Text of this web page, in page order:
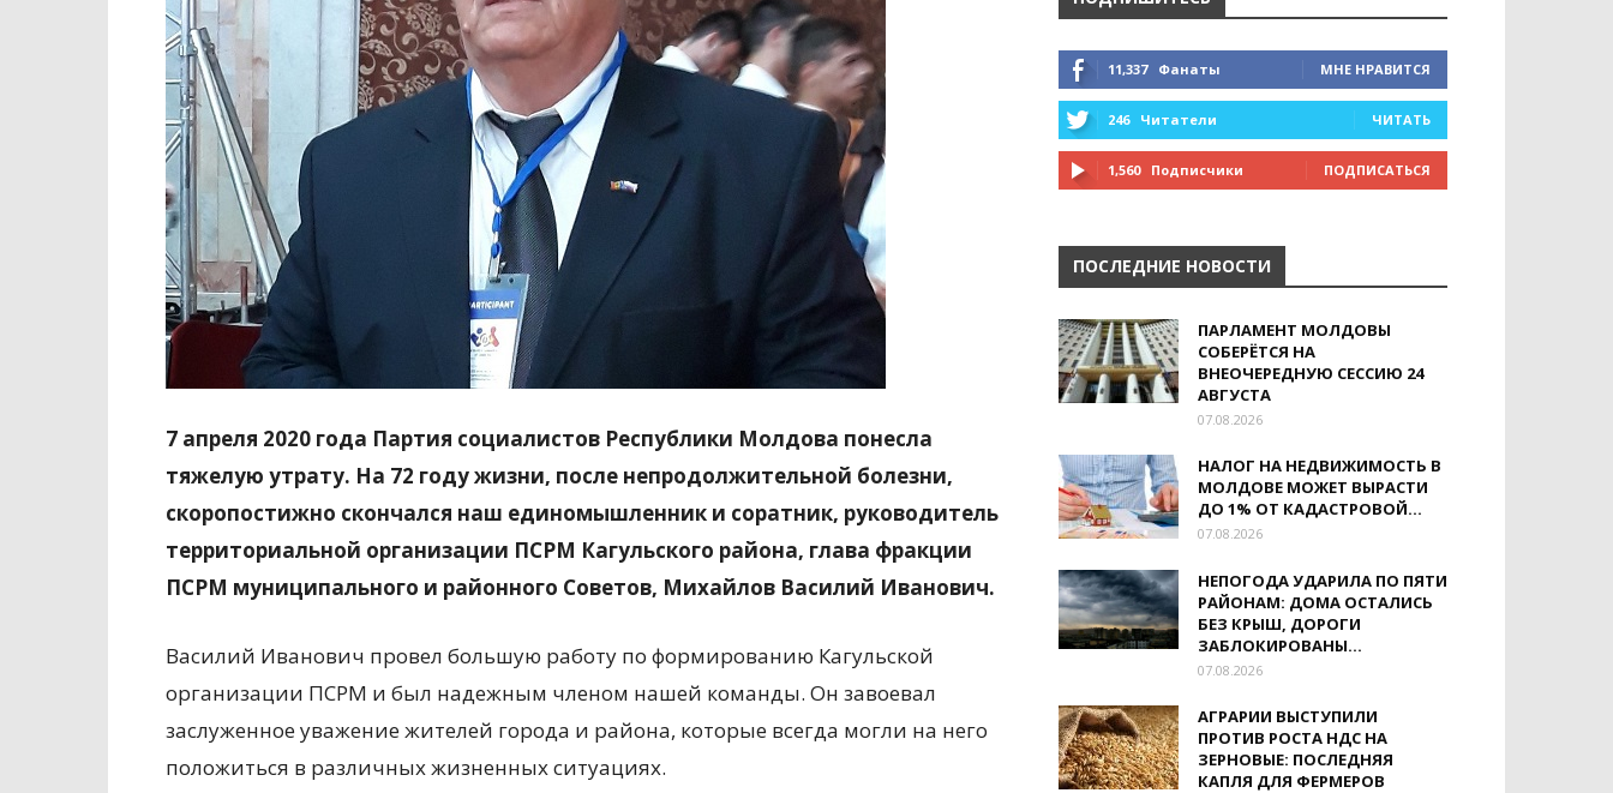
7 апреля 2020 года Партия социалистов Республики Молдова понесла
тяжелую утрату. На 72 году жизни, после непродолжительной болезни,
скоропостижно скончался наш единомышленник и соратник, руководитель
территориальной организации ПСРМ Кагульского района, глава фракции
ПСРМ муниципального и районного Советов, Михайлов Василий Иванович.
Василий Иванович провел большую работу по формированию Кагульской
организации ПСРМ и был надежным членом нашей команды. Он завоевал
заслуженное уважение жителей города и района, которые всегда могли на него
положиться в различных жизненных ситуациях.
11,337 Фанаты МНЕ НРАВИТСЯ
246 Читатели ЧИТАТЬ
1,560 Подписчики ПОДПИСАТЬСЯ
ПОСЛЕДНИЕ НОВОСТИ
ПАРЛАМЕНТ МОЛДОВЫ
СОБЕРЁТСЯ НА
ВНЕОЧЕРЕДНУЮ СЕССИЮ 24
АВГУСТА
07.08.2026
НАЛОГ НА НЕДВИЖИМОСТЬ В
МОЛДОВЕ МОЖЕТ ВЫРАСТИ
ДО 1% ОТ КАДАСТРОВОЙ...
07.08.2026
НЕПОГОДА УДАРИЛА ПО ПЯТИ
РАЙОНАМ: ДОМА ОСТАЛИСЬ
БЕЗ КРЫШ, ДОРОГИ
ЗАБЛОКИРОВАНЫ...
07.08.2026
АГРАРИИ ВЫСТУПИЛИ
ПРОТИВ РОСТА НДС НА
ЗЕРНОВЫЕ: ПОСЛЕДНЯЯ
КАПЛЯ ДЛЯ ФЕРМЕРОВ